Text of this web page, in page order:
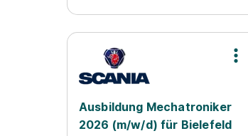
Ausbildung Mechatroniker
2026 (m/w/d) für Bielefeld